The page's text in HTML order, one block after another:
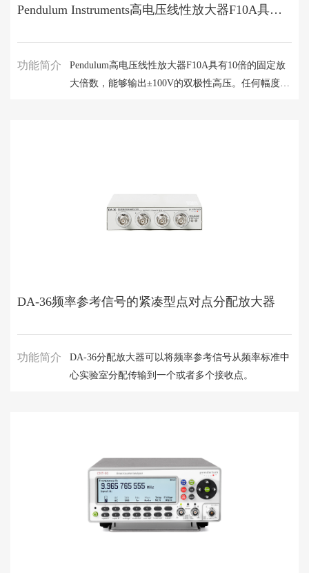
Pendulum Instruments高电压线性放大器F10A具有10倍的固定放大倍数
功能简介
Pendulum高电压线性放大器F10A具有10倍的固定放
大倍数，能够输出±100V的双极性高压。任何幅度在
DA-36频率参考信号的紧凑型点对点分配放大器
功能简介
DA-36分配放大器可以将频率参考信号从频率标准中
心实验室分配传输到一个或者多个接收点。